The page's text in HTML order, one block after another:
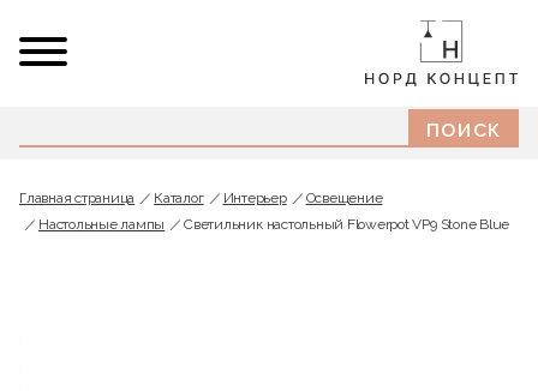
Главная страница Каталог Интерьер
Освещение
Настольные лампы
Светильник настольный Flowerpot VP9 Stone Blue